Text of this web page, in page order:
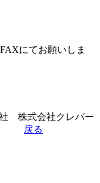
にてお願いしま
社 株式会社クレバー
戻る